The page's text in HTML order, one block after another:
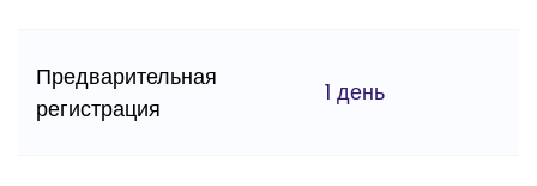
Предварительная
регистрация
1 день